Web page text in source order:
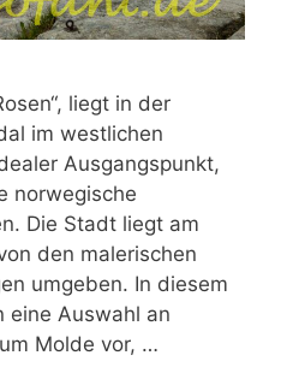
liegt in der
im westlichen
Ausgangspunkt,
norwegische
Die Stadt liegt am
den malerischen
umgeben. In diesem
eine Auswahl an
Molde vor, …